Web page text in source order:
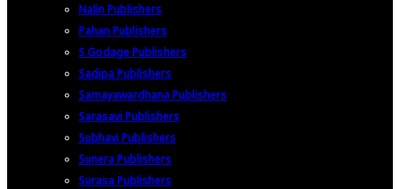
Nalin Publishers
Pahan Publishers
S Godage Publishers
Sadipa Publishers
Samayawardhana Publishers
Sarasavi Publishers
Subhavi Publishers
Sunera Publishers
Surasa Publishers